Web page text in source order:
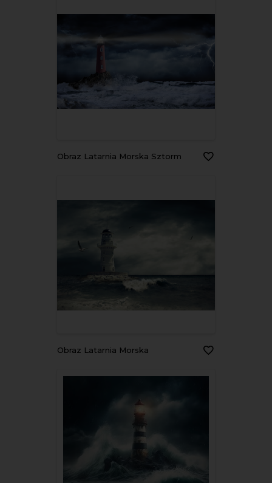
Obraz Latarnia Morska Sztorm
Obraz Latarnia Morska